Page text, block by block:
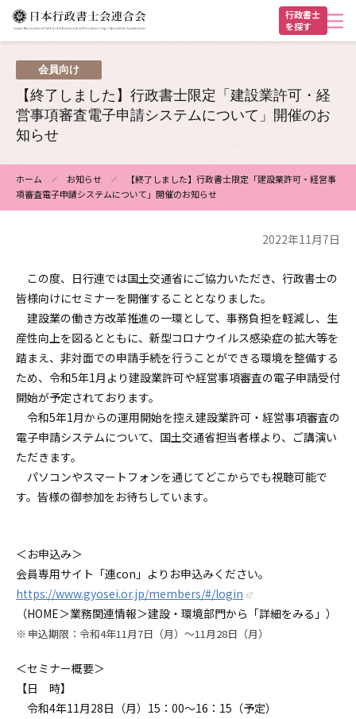
に
動
行政書士
を探す
ヘ
ッ
ダ
ー
会員向け
【終了しました】行政書士限定「建設業許可・経
営事項審査電子申請システムについて」開催のお
知らせ
パ
ず
ホーム お知らせ
【終了しました】行政書士限定「建設業許可・経営事
項審査電子申請システムについて」開催のお知らせ
2022年11月7日
この度、日行連では国土交通省にご協力いただき、行政書士の
皆様向けにセミナーを開催することとなりました。
建設業の働き方改革推進の一環として、事務負担を軽減し、生
産性向上を図るとともに、新型コロナウイルス感染症の拡大等を
踏まえ、非対面での申請手続を行うことができる環境を整備する
ため、令和5年1月より建設業許可や経営事項審査の電子申請受付
開始が予定されております。
令和5年1月からの運用開始を控え建設業許可・経営事項審査の
電子申請システムについて、国土交通省担当者様より、ご講演い
ただきます。
パソコンやスマートフォンを通じてどこからでも視聴可能で
す。皆様の御参加をお待ちしています。
＜お申込み＞
会員専用サイト「連con」よりお申込みください。
https://www.gyosei.or.jp/members/#/login
（HOME＞業務関連情報＞建設・環境部門から「詳細をみる」）
申込期限：令和4年11月7日（月）～11月28日（月）
＜セミナー概要＞
【日 時】
令和4年11月28日（月）15：00～16：15（予定）